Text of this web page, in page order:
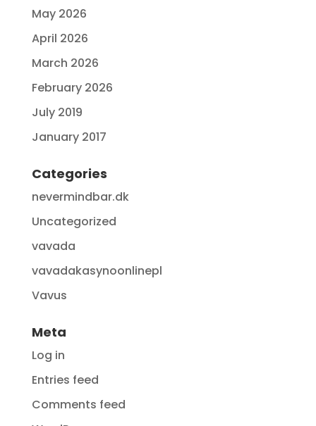
May 2026
April 2026
March 2026
February 2026
July 2019
January 2017
Categories
nevermindbar.dk
Uncategorized
vavada
vavadakasynoonlinepl
Vavus
Meta
Log in
Entries feed
Comments feed